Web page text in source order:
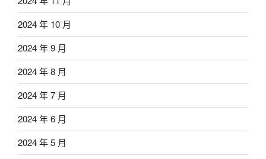
2024 年 10 月
2024 年 9 月
2024 年 8 月
2024 年 7 月
2024 年 6 月
2024 年 5 月